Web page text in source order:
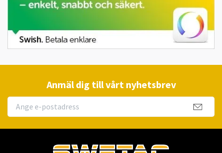
Anmäl dig till vårt nyhetsbrev